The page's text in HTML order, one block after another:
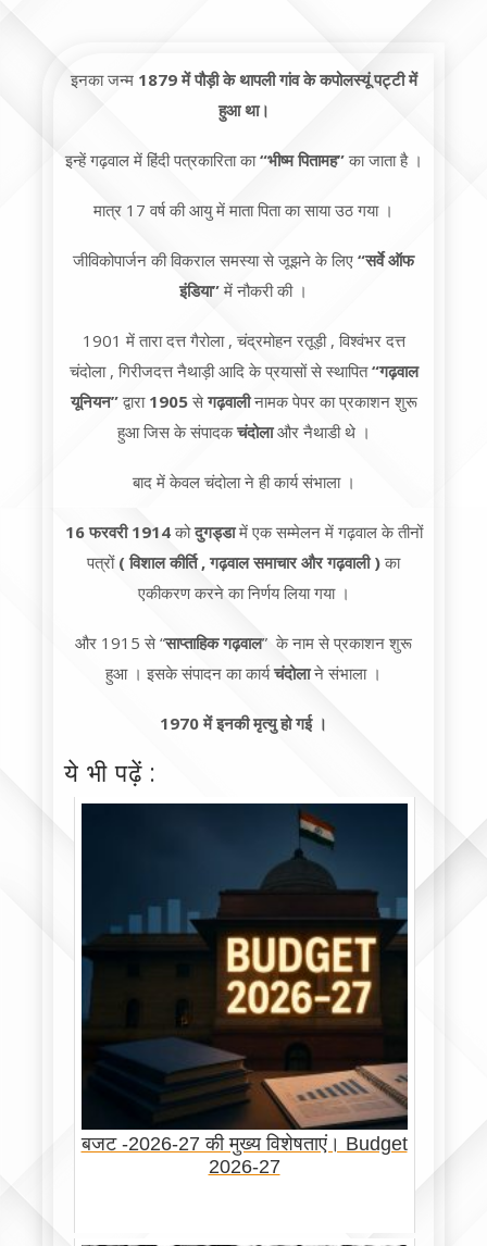
इनका जन्म 1879 में पौड़ी के थापली गांव के कपोलस्यूं पट्टी में
हुआ था।
इन्हें गढ़वाल में हिंदी पत्रकारिता का“भीष्म पितामह”का जाता है ।
मात्र 17 वर्ष की आयु में माता पिता का साया उठ गया ।
जीविकोपार्जन की विकराल समस्या से जूझने के लिए “सर्वे ऑफ
इंडिया”में नौकरी की ।
1901 में तारा दत्त गैरोला , चंद्रमोहन रतूड़ी , विश्वंभर दत्त
चंदोला , गिरीजदत्त नैथाड़ी आदि के प्रयासों से स्थापित“गढ़वाल
यूनियन”द्वारा 1905सेगढ़वालीनामक पेपर का प्रकाशन शुरू
हुआ जिस के संपादकचंदोलाऔर नैथाडी थे ।
बाद में केवल चंदोला ने ही कार्य संभाला ।
16 फरवरी 1914कोदुगड्डामें एक सम्मेलन में गढ़वाल के तीनों
पत्रों ( विशाल कीर्ति , गढ़वाल समाचार और गढ़वाली )का
एकीकरण करने का निर्णय लिया गया ।
और 1915 से “साप्ताहिक गढ़वाल” के नाम से प्रकाशन शुरू
हुआ । इसके संपादन का कार्यचंदोलाने संभाला ।
1970 में इनकी मृत्यु हो गई ।
ये भी पढ़ें :
बजट -2026-27 की मुख्य विशेषताएं। Budget
2026-27